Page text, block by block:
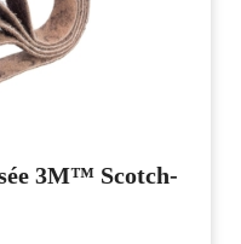
3M™ Scotch-